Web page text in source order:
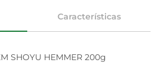
Características
SHOYU HEMMER 200g